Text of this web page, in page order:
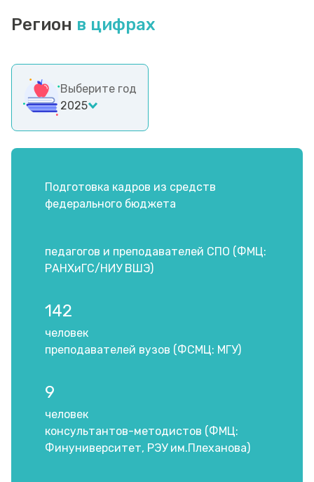
Регион в цифрах
Выберите год
2025
Подготовка кадров из средств
федерального бюджета
педагогов и преподавателей СПО (ФМЦ:
РАНХиГС/НИУ ВШЭ)
142
человек
преподавателей вузов (ФСМЦ: МГУ)
9
человек
консультантов-методистов (ФМЦ:
Финуниверситет, РЭУ им.Плеханова)